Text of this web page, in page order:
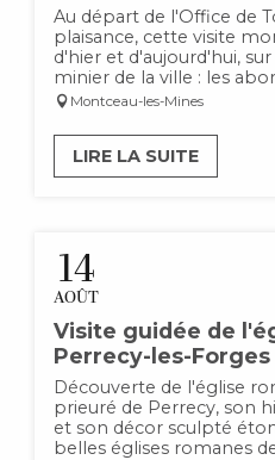
Au départ de l'Office de
plaisance, cette visite
d'hier et d'aujourd'hui,
minier de la ville : les
Montceau-les-Mines
LIRE LA SUITE
14
AOÛT
Visite guidée de
Perrecy-les-Forges
Découverte de l'église
prieuré de Perrecy, son
et son décor sculpté
belles églises romanes